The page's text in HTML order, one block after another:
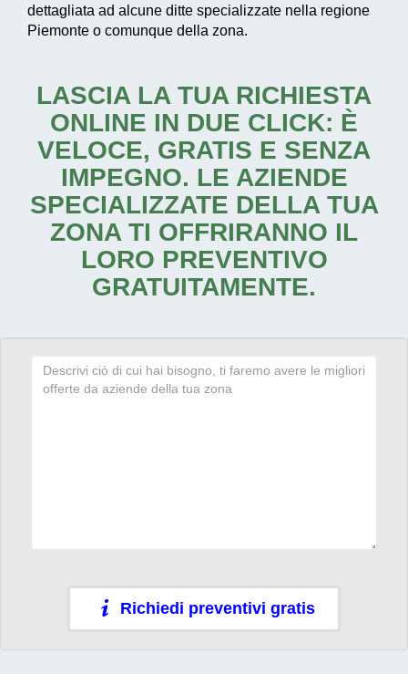
dettagliata ad alcune ditte specializzate nella regione
Piemonte o comunque della zona.
LASCIA LA TUA RICHIESTA
ONLINE IN DUE CLICK: È
VELOCE, GRATIS E SENZA
IMPEGNO. LE AZIENDE
SPECIALIZZATE DELLA TUA
ZONA TI OFFRIRANNO IL
LORO PREVENTIVO
GRATUITAMENTE.
Richiedi preventivi gratis